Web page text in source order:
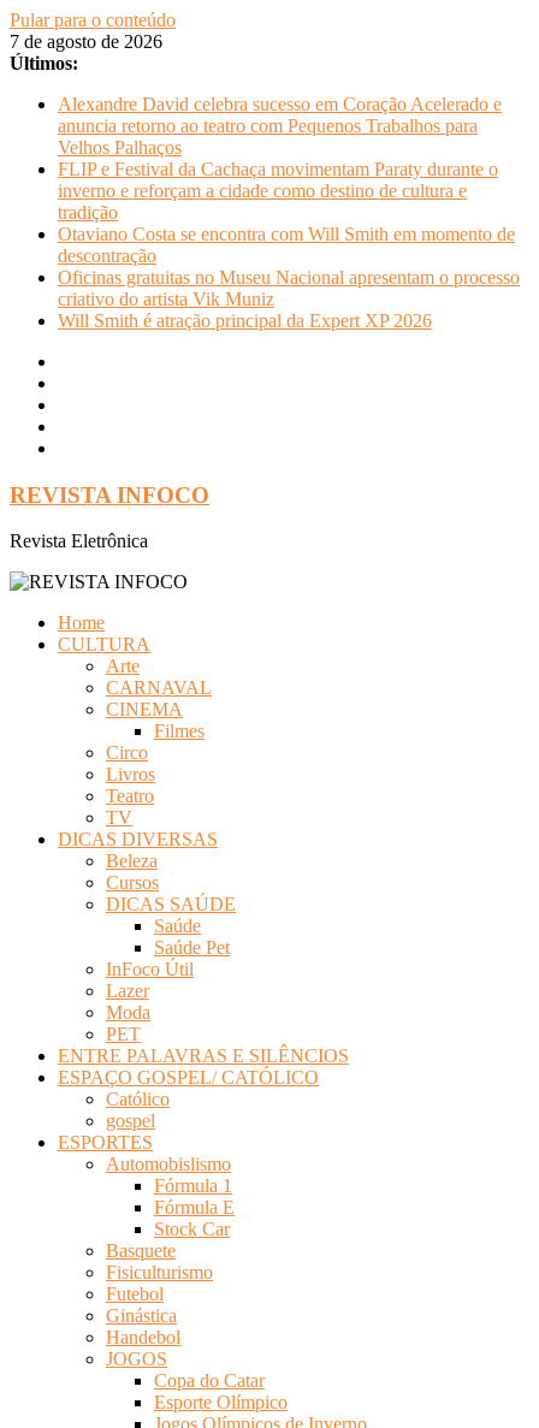
Pular para o conteúdo
7 de agosto de 2026
Últimos:
Alexandre David celebra sucesso em Coração Acelerado e
anuncia retorno ao teatro com Pequenos Trabalhos para
Velhos Palhaços
FLIP e Festival da Cachaça movimentam Paraty durante o
inverno e reforçam a cidade como destino de cultura e
tradição
Otaviano Costa se encontra com Will Smith em momento de
descontração
Oficinas gratuitas no Museu Nacional apresentam o processo
criativo do artista Vik Muniz
Will Smith é atração principal da Expert XP 2026
REVISTA INFOCO
Revista Eletrônica
Home
CULTURA
Arte
CARNAVAL
CINEMA
Filmes
Circo
Livros
Teatro
TV
DICAS DIVERSAS
Beleza
Cursos
DICAS SAÚDE
Saúde
Saúde Pet
InFoco Útil
Lazer
Moda
PET
ENTRE PALAVRAS E SILÊNCIOS
ESPAÇO GOSPEL/ CATÓLICO
Católico
gospel
ESPORTES
Automobislismo
Fórmula 1
Fórmula E
Stock Car
Basquete
Fisiculturismo
Futebol
Ginástica
Handebol
JOGOS
Copa do Catar
Esporte Olímpico